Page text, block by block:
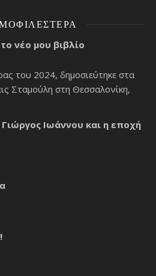
νέο μου βιβλίο
του 2024, δημοσιεύτηκε στα
Σταμούλη στη Θεσσαλονίκη,
Ιωάννου και η εποχή